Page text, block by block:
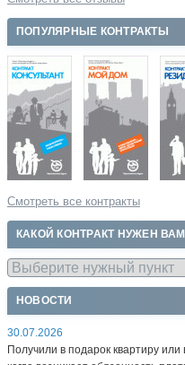
ПОПУЛЯРНЫЕ КОНТРАКТЫ
Смотреть все контракты
КАКОЙ КОНТРАКТ НУЖЕН
НОВОСТИ
30.07.2026
Получили в подарок квартиру